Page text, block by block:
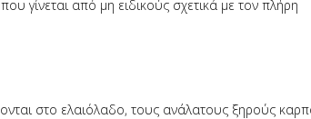
γίνεται από μη ειδικούς σχετικά με τον πλήρη
στο ελαιόλαδο, τους ανάλατους ξηρούς